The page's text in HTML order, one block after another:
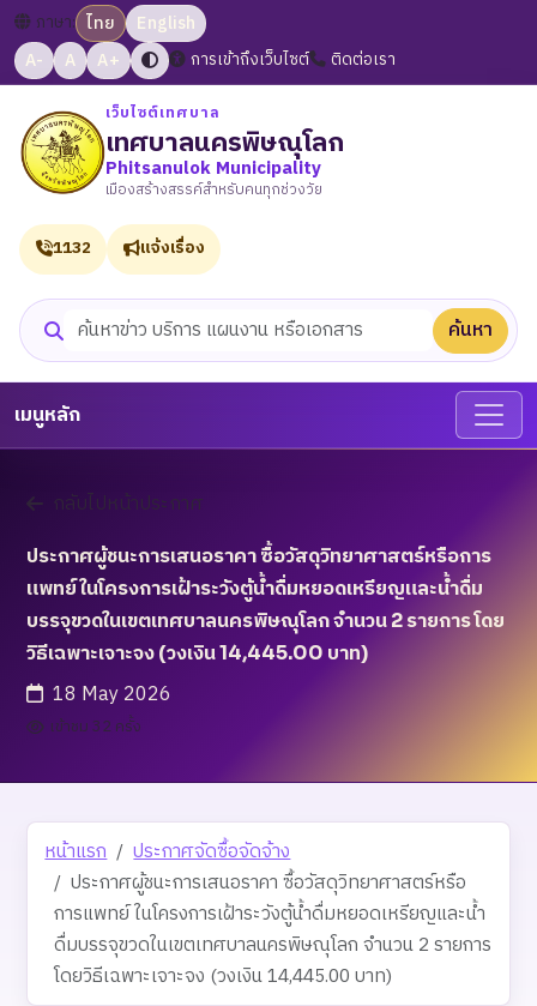
ภาษา: ไทย
English
A-
A A+ การเข้าถึงเว็บไซต์ ติดต่อเรา
เว็บไซต์เทศบาล
เทศบาลนครพิษณุโลก
Phitsanulok Municipality
เมืองสร้างสรรค์สำหรับคนทุกช่วงวัย
ค้นหาเว็บไซต์ ค้นหา
1132 แจ้งเรื่อง
เมนูหลัก
กลับไปหน้าประกาศ
ประกาศผู้ชนะการเสนอราคา ซื้อวัสดุวิทยาศาสตร์หรือการ
แพทย์ ในโครงการเฝ้าระวังตู้น้ำดื่มหยอดเหรียญและน้ำดื่ม
บรรจุขวดในเขตเทศบาลนครพิษณุโลก จำนวน 2 รายการ โดย
วิธีเฉพาะเจาะจง (วงเงิน 14,445.00 บาท)
18 May 2026
เข้าชม 32 ครั้ง
หน้าแรก
ประกาศจัดซื้อจัดจ้าง
ประกาศผู้ชนะการเสนอราคา ซื้อวัสดุวิทยาศาสตร์หรือ
การแพทย์ ในโครงการเฝ้าระวังตู้น้ำดื่มหยอดเหรียญและน้ำ
ดื่มบรรจุขวดในเขตเทศบาลนครพิษณุโลก จำนวน 2 รายการ
โดยวิธีเฉพาะเจาะจง (วงเงิน 14,445.00 บาท)